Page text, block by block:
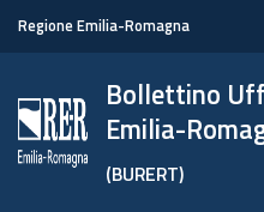
Regione Emilia-Romagna
Bollettino
Emilia-
(BURERT)